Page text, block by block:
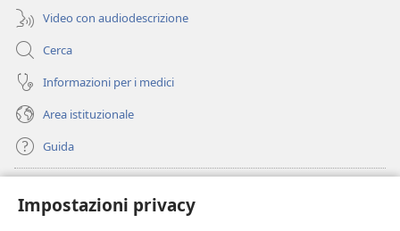
Impostazioni privacy
Video con audiodescrizione
Cerca
Informazioni per i medici
Area istituzionale
Guida
(apre
una